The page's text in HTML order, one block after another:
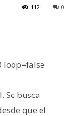
0
1121
loop=false
Se busca
que el